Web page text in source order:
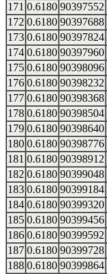
171 0.6180 90397552
172 0.6180 90397688
173 0.6180 90397824
174 0.6180 90397960
175 0.6180 90398096
176 0.6180 90398232
177 0.6180 90398368
178 0.6180 90398504
179 0.6180 90398640
180 0.6180 90398776
181 0.6180 90398912
182 0.6180 90399048
183 0.6180 90399184
184 0.6180 90399320
185 0.6180 90399456
186 0.6180 90399592
187 0.6180 90399728
188 0.6180 90399864